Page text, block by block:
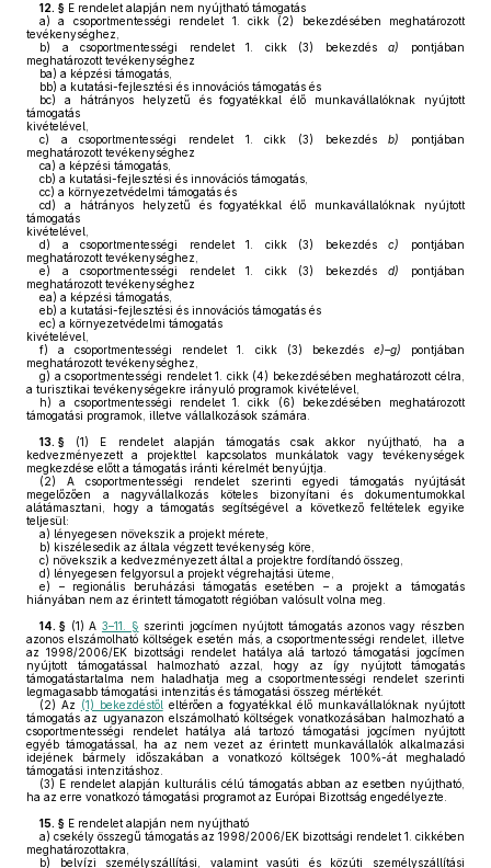
12. § E rendelet alapján nem nyújtható támogatás
a) a csoportmentességi rendelet 1. cikk (2) bekezdésében meghatározott
tevékenységhez,
b) a csoportmentességi rendelet 1. cikk (3) bekezdésa)
pontjában
meghatározott tevékenységhez
ba) a képzési támogatás,
bb) a kutatási-fejlesztési és innovációs támogatás és
bc) a hátrányos helyzetű és fogyatékkal élő munkavállalóknak nyújtott
támogatás
kivételével,
c) a csoportmentességi rendelet 1. cikk (3) bekezdésb)
pontjában
meghatározott tevékenységhez
ca) a képzési támogatás,
cb) a kutatási-fejlesztési és innovációs támogatás,
cc) a környezetvédelmi támogatás és
cd) a hátrányos helyzetű és fogyatékkal élő munkavállalóknak nyújtott
támogatás
kivételével,
d) a csoportmentességi rendelet 1. cikk (3) bekezdésc)
pontjában
meghatározott tevékenységhez,
e) a csoportmentességi rendelet 1. cikk (3) bekezdésd)
pontjában
meghatározott tevékenységhez
ea) a képzési támogatás,
eb) a kutatási-fejlesztési és innovációs támogatás és
ec) a környezetvédelmi támogatás
kivételével,
f) a csoportmentességi rendelet 1. cikk (3) bekezdés e)–g) pontjában
meghatározott tevékenységhez,
g) a csoportmentességi rendelet 1. cikk (4) bekezdésében meghatározott célra,
a turisztikai tevékenységekre irányuló programok kivételével,
h) a csoportmentességi rendelet 1. cikk (6) bekezdésében meghatározott
támogatási programok, illetve vállalkozások számára.
13. § (1)
E rendelet alapján támogatás csak akkor nyújtható, ha a
kedvezményezett a projekttel kapcsolatos munkálatok vagy tevékenységek
megkezdése előtt a támogatás iránti kérelmét benyújtja.
(2) A csoportmentességi rendelet szerinti egyedi támogatás nyújtását
megelőzően a nagyvállalkozás köteles bizonyítani és dokumentumokkal
alátámasztani, hogy a támogatás segítségével a következő feltételek egyike
teljesül:
a) lényegesen növekszik a projekt mérete,
b) kiszélesedik az általa végzett tevékenység köre,
c) növekszik a kedvezményezett által a projektre fordítandó összeg,
d) lényegesen felgyorsul a projekt végrehajtási üteme,
e) – regionális beruházási támogatás esetében – a projekt a támogatás
hiányában nem az érintett támogatott régióban valósult volna meg.
14. § (1) A 3–11. § szerinti jogcímen nyújtott támogatás azonos vagy részben
azonos elszámolható költségek esetén más, a csoportmentességi rendelet, illetve
az 1998/2006/EK bizottsági rendelet hatálya alá tartozó támogatási jogcímen
nyújtott támogatással halmozható azzal, hogy az így nyújtott támogatás
támogatástartalma nem haladhatja meg a csoportmentességi rendelet szerinti
legmagasabb támogatási intenzitás és támogatási összeg mértékét.
(2) Az (1) bekezdéstől eltérően a fogyatékkal élő munkavállalóknak nyújtott
támogatás az ugyanazon elszámolható költségek vonatkozásában halmozható a
csoportmentességi rendelet hatálya alá tartozó támogatási jogcímen nyújtott
egyéb támogatással, ha az nem vezet az érintett munkavállalók alkalmazási
idejének bármely időszakában a vonatkozó költségek 100%-át meghaladó
támogatási intenzitáshoz.
(3) E rendelet alapján kulturális célú támogatás abban az esetben nyújtható,
ha az erre vonatkozó támogatási programot az Európai Bizottság engedélyezte.
15. § E rendelet alapján nem nyújtható
a) csekély összegű támogatás az 1998/2006/EK bizottsági rendelet 1. cikkében
meghatározottakra,
b) belvízi személyszállítási, valamint vasúti és közúti személyszállítási